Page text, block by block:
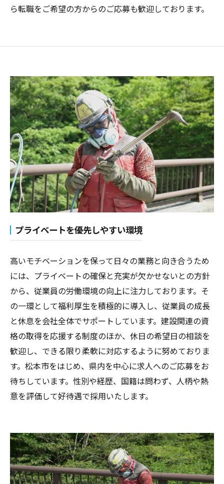
ら転職をご希望の方からのご応募も歓迎しております。
プライベートを優先しやすい環境
高いモチベーションを保って日々の業務と向き合うため
には、プライベートの確保と充実が欠かせないとの方針
から、従業員の労働環境の向上に注力しております。そ
の一環として福利厚生を積極的に導入し、従業員の成長
と休息を会社全体でサポートしています。建設関連の資
格の取得を応援する制度のほか、休日の希望日の相談を
歓迎し、できる限り柔軟に対応するように努めておりま
す。松本市をはじめ、県内を中心に求人へのご応募をお
待ちしています。性別や経歴、国籍は問わず、人柄や熱
意を評価して好待遇で採用いたします。